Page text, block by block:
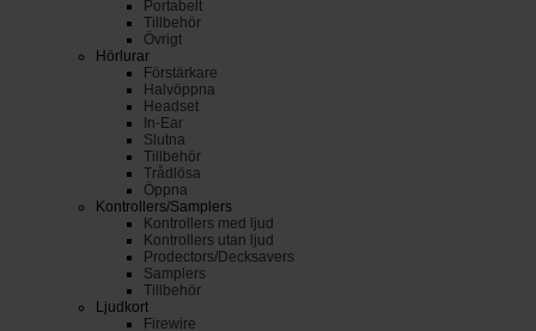
Portabelt
Tillbehör
Övrigt
Hörlurar
Förstärkare
Halvöppna
Headset
In-Ear
Slutna
Tillbehör
Trådlösa
Öppna
Kontrollers/Samplers
Kontrollers med ljud
Kontrollers utan ljud
Prodectors/Decksavers
Samplers
Tillbehör
Ljudkort
Firewire